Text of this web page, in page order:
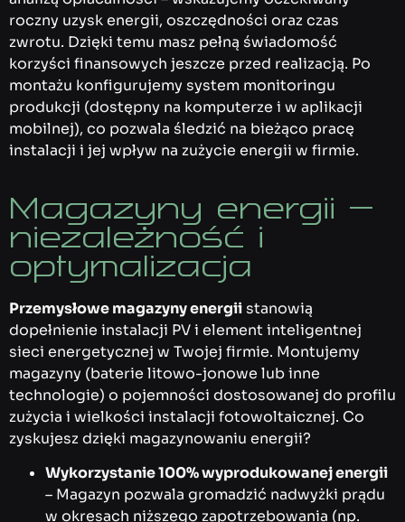
roczny uzysk energii, oszczędności oraz czas
zwrotu. Dzięki temu masz pełną świadomość
korzyści finansowych jeszcze przed realizacją. Po
montażu konfigurujemy system monitoringu
produkcji (dostępny na komputerze i w aplikacji
mobilnej), co pozwala śledzić na bieżąco pracę
instalacji i jej wpływ na zużycie energii w firmie.
Magazyny energii –
niezależność i
optymalizacja
Przemysłowe magazyny energiistanowią
dopełnienie instalacji PV i element inteligentnej
sieci energetycznej w Twojej firmie. Montujemy
magazyny (baterie litowo-jonowe lub inne
technologie) o pojemności dostosowanej do profilu
zużycia i wielkości instalacji fotowoltaicznej. Co
zyskujesz dzięki magazynowaniu energii?
Wykorzystanie 100% wyprodukowanej energii
– Magazyn pozwala gromadzić nadwyżki prądu
w okresach niższego zapotrzebowania (np.